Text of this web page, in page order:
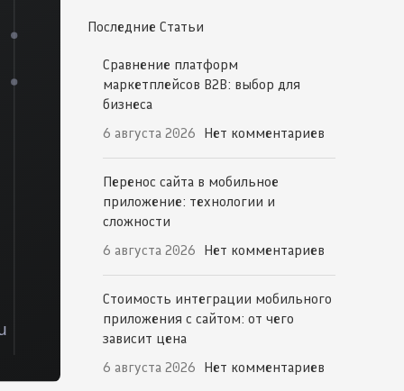
Последние Статьи
Сравнение платформ
маркетплейсов B2B: выбор для
бизнеса
6 августа 2026 Нет комментариев
Перенос сайта в мобильное
приложение: технологии и
сложности
6 августа 2026 Нет комментариев
Стоимость интеграции мобильного
приложения с сайтом: от чего
зависит цена
6 августа 2026 Нет комментариев